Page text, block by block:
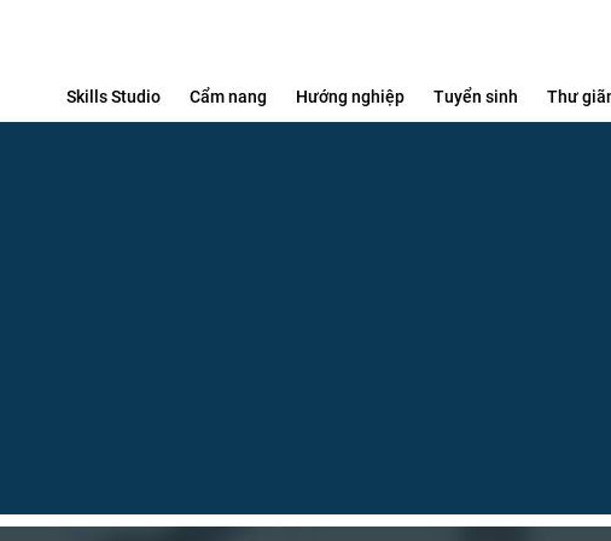
Skills Studio Cẩm nang Hướng nghiệp Tuyển sinh Thư